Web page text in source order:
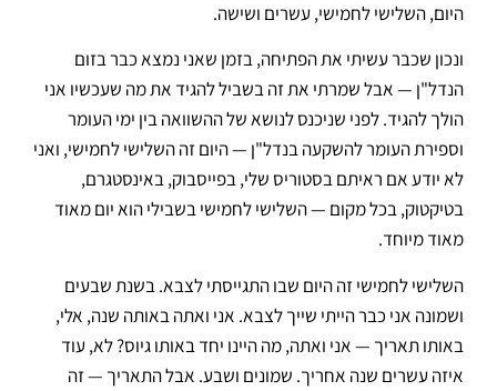
היום, השלישי לחמישי, עשרים ושישה.
ונכון שכבר עשיתי את הפתיחה, בזמן שאני נמצא כבר בזום
הנדל"ן — אבל שמרתי את זה בשביל להגיד את מה שעכשיו אני
הולך להגיד. לפני שניכנס לנושא של ההשוואה בין ימי העומר
וספירת העומר להשקעה בנדל"ן — היום זה השלישי לחמישי, ואני
לא יודע אם ראיתם בסטוריס שלי, בפייסבוק, באינסטגרם,
בטיקטוק, בכל מקום — השלישי לחמישי בשבילי הוא יום מאוד
מאוד מיוחד.
השלישי לחמישי זה היום שבו התגייסתי לצבא. בשנת שבעים
ושמונה אני כבר הייתי שייך לצבא. אני ואתה באותה שנה, אלי,
באותו תאריך — אני ואתה, מה היינו יחד באותו גיוס? לא, עוד
איזה עשרים שנה אחריך. שמונים ושבע. אבל התאריך — זה